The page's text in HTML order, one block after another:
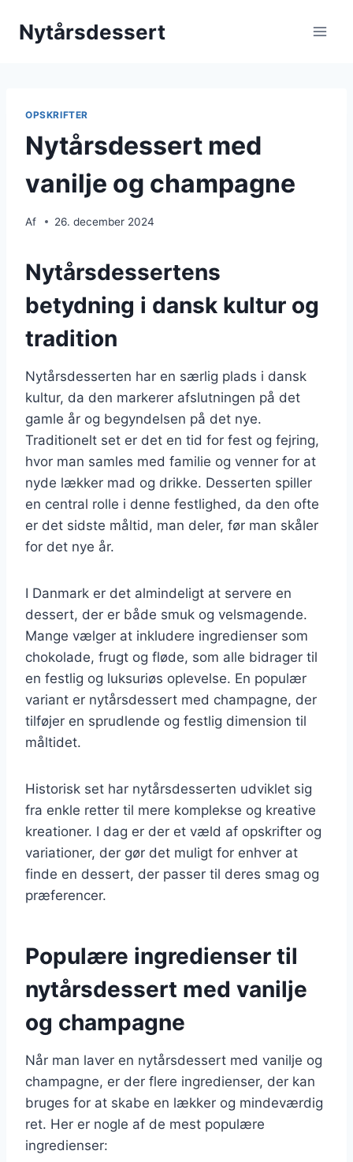
Nytårsdessert
OPSKRIFTER
Nytårsdessert med
vanilje og champagne
Af 26. december 2024
Nytårsdessertens
betydning i dansk kultur og
tradition
Nytårsdesserten har en særlig plads i dansk
kultur, da den markerer afslutningen på det
gamle år og begyndelsen på det nye.
Traditionelt set er det en tid for fest og fejring,
hvor man samles med familie og venner for at
nyde lækker mad og drikke. Desserten spiller
en central rolle i denne festlighed, da den ofte
er det sidste måltid, man deler, før man skåler
for det nye år.
I Danmark er det almindeligt at servere en
dessert, der er både smuk og velsmagende.
Mange vælger at inkludere ingredienser som
chokolade, frugt og fløde, som alle bidrager til
en festlig og luksuriøs oplevelse. En populær
variant er nytårsdessert med champagne, der
tilføjer en sprudlende og festlig dimension til
måltidet.
Historisk set har nytårsdesserten udviklet sig
fra enkle retter til mere komplekse og kreative
kreationer. I dag er der et væld af opskrifter og
variationer, der gør det muligt for enhver at
finde en dessert, der passer til deres smag og
præferencer.
Populære ingredienser til
nytårsdessert med vanilje
og champagne
Når man laver en nytårsdessert med vanilje og
champagne, er der flere ingredienser, der kan
bruges for at skabe en lækker og mindeværdig
ret. Her er nogle af de mest populære
ingredienser: